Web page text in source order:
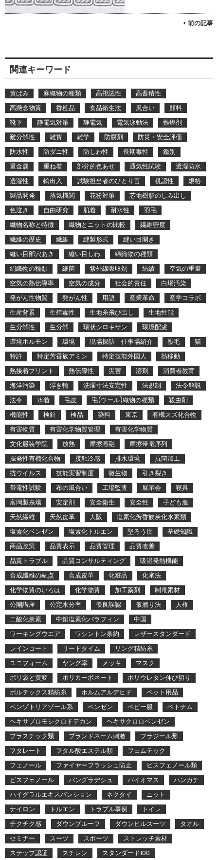
< 前の記事
関連キーワード
黄ばみ 麻織物の種類 高視認性
高蓄積性
高懸念物質
香粧品 食品衛生法 風合い
顔料
靴下
静電気対策 静電気 電気泳動法
難燃剤
難分解性
雑貨 雑学 防腐剤
防災・安全評価
防水性
防ダニ性 防しわ性 長期毒性
鑑別
重金属
重ね着 部分的色あせ 通気性試験
透湿防水
透湿性
輸出入 試験担当者のひとり言 視認性
規格
製品開発
蒸気機関 花粉対策
芯地樹脂のしみ出し
色泣き
自由研究 肌着 耐水性
羽毛
織物名称と特徴
織物とニットの比較
繊維密度
繊維の歴史
繊維 縫製形式
縫い目開き
縫い目部穴あき
縫い目しわ
綿織物の種類
絹織物の種類
細菌 紫外線吸収剤 紡績
空気の重量
空気の熱伝導率
空気の成分 社会的責任
白場汚染
発がん性物質
発がん性 用語 産業革命
産学コラボ
生産背景
生殖毒性 生地糸飛び出し
生地性能
生分解性
生分解 環状シロキサン
環境配慮
環境ホルモン
環境 現場探訪 仕事場紹介 獣毛
猫
特許
特定芳香族アミン 特定技能外国人
熱移動
熱接着プリント
熱伝導性 災害 溶剤
消費者教育
海洋汚染
浮き輪 洗濯寸法安定性 法規制
法令解説
法令
水着 毛皮 毛(ウール)織物の種類
殺虫剤
機能性
検針 検品 染料 東京
有機スズ化合物
有害物質
有害化学物質管理
有害化学物質
文化服装学院
放熱 摩擦溶融
摩擦帯電序列
揮発性有機化合物
接触冷感 排水環境
抗菌加工
抗ウイルス
技能実習制度 微生物
引き裂き
帯電性試験
布の風合い 工場監査 展示会
寝具
富岡製糸場
安定剤 安全衛生 安全性
子ども服
天然繊維
天然皮革 大阪
塩素化芳香族炭化水素類
塩素化ベンゼン
塩素化トルエン 堅ろう度
基礎知識
商品政策
品質表示 品質管理
品質改善
品質トラブル
品質コンサルティング
吸湿発熱機能
合成繊維の融点
合成皮革 化粧品
化審法
化学物質のいろは
化学物質 加工薬剤
制電素材
公開講座
公定水分率 優良誤認 仮撚り法
人権
二酸化炭素
中鎖塩素化パラフィン
中国
ワーキングウエア
ワシントン条約
レザースタンダード
レインコート
リードタイム
リング精紡糸
ユニフォーム
ヤング率 メッキ
マスク
ポリ袋と黄変
ポリカーボネート
ポリウレタン伸び切り
ボルテックス精紡糸
ホルムアルデヒド
ペット用品
ベンゾトリアゾール系
ベンゼン ベビー服
ベトナム
ヘキサブロモシクロドデカン
ヘキサクロロベンゼン
プラスチック類
ブランドネーム刺激
フラジール形
フタレート
フタル酸エステル類
フェムテック
フェノール
ファイヤーフラッシュ防止
ビスフェノール類
ビスフェノール
バングラデシュ バイオマス
ハンカチ
ハイグラルエキスパンション
ネクタイ
ニット
ナイロン
トルエン トラブル事例
トイレ
チクチク感
ダウンプルーフ ダウンヒルスーツ
タオル
セミナー
スーツ スポーツ
ストレッチ素材
ステップ認証
スチレン スタンダード100